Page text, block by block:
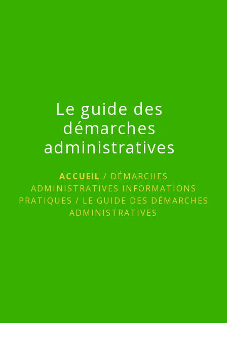
Le guide des
démarches
administratives
ACCUEIL / DÉMARCHES
ADMINISTRATIVES INFORMATIONS
PRATIQUES / LE GUIDE DES DÉMARCHES
ADMINISTRATIVES